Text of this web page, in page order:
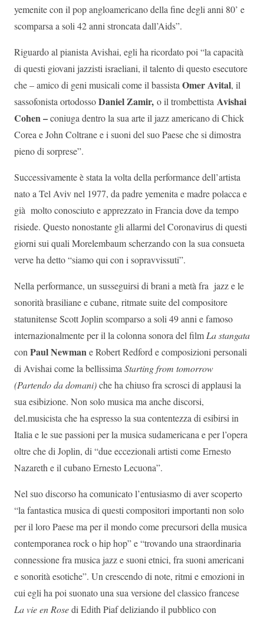
yemenite con il pop angloamericano della fine degli anni 80’ e
scomparsa a soli 42 anni stroncata dall’Aids”.
Riguardo al pianista Avishai, egli ha ricordato poi “la capacità
di questi giovani jazzisti israeliani, il talento di questo esecutore
che – amico di geni musicali come il bassistaOmer Avital, il
sassofonista ortodossoDaniel Zamir, o il trombettista Avishai
Cohen –coniuga dentro la sua arte il jazz americano di Chick
Corea e John Coltrane e i suoni del suo Paese che si dimostra
pieno di sorprese”.
Successivamente è stata la volta della performance dell’artista
nato a Tel Aviv nel 1977, da padre yemenita e madre polacca e
già molto conosciuto e apprezzato in Francia dove da tempo
risiede. Questo nonostante gli allarmi del Coronavirus di questi
giorni sui quali Morelembaum scherzando con la sua consueta
verve ha detto “siamo qui con i sopravvissuti”.
Nella performance, un susseguirsi di brani a metà fra jazz e le
sonorità brasiliane e cubane, ritmate suite del compositore
statunitense Scott Joplin scomparso a soli 49 anni e famoso
internazionalmente per il la colonna sonora del filmLa stangata
conPaul Newmane Robert Redford e composizioni personali
di Avishai come la bellissimaStarting from tomorrow
(Partendo da domani)che ha chiuso fra scrosci di applausi la
sua esibizione. Non solo musica ma anche discorsi,
del.musicista che ha espresso la sua contentezza di esibirsi in
Italia e le sue passioni per la musica sudamericana e per l’opera
oltre che di Joplin, di “due eccezionali artisti come Ernesto
Nazareth e il cubano Ernesto Lecuona”.
Nel suo discorso ha comunicato l’entusiasmo di aver scoperto
“la fantastica musica di questi compositori importanti non solo
per il loro Paese ma per il mondo come precursori della musica
contemporanea rock o hip hop” e “trovando una straordinaria
connessione fra musica jazz e suoni etnici, fra suoni americani
e sonorità esotiche”. Un crescendo di note, ritmi e emozioni in
cui egli ha poi suonato una sua versione del classico francese
La vie en Rosedi Edith Piaf deliziando il pubblico con